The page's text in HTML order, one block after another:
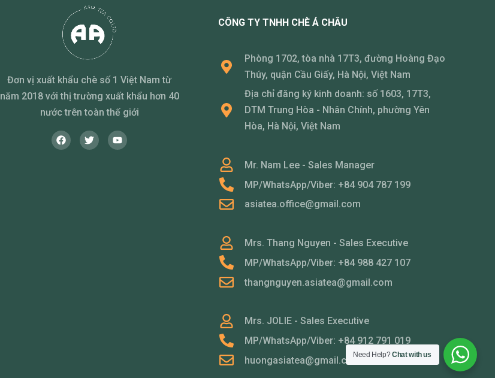
Đơn vị xuất khẩu chè số 1 Việt Nam từ
năm 2018 với thị trường xuất khẩu hơn 40
nước trên toàn thế giới
CÔNG TY TNHH CHÈ Á CHÂU
Phòng 1702, tòa nhà 17T3, đường Hoàng Đạo
Thúy, quận Cầu Giấy, Hà Nội, Việt Nam
Địa chỉ đăng ký kinh doanh: số 1603, 17T3,
DTM Trung Hòa - Nhân Chính, phường Yên
Hòa, Hà Nội, Việt Nam
Mr. Nam Lee - Sales Manager
MP/WhatsApp/Viber: +84 904 787 199
asiatea.office@gmail.com
Mrs. Thang Nguyen - Sales Executive
MP/WhatsApp/Viber: +84 988 427 107
thangnguyen.asiatea@gmail.com
Mrs. JOLIE - Sales Executive
MP/WhatsApp/Viber: +84 912 791 019
huongasiatea@gmail.comNeed Help?Chat with us